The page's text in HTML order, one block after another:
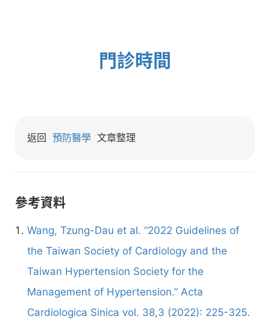
門診時間
返回 預防醫學 文章整理
參考資料
Wang, Tzung-Dau et al. “2022 Guidelines of
the Taiwan Society of Cardiology and the
Taiwan Hypertension Society for the
Management of Hypertension.” Acta
Cardiologica Sinica vol. 38,3 (2022): 225-325.